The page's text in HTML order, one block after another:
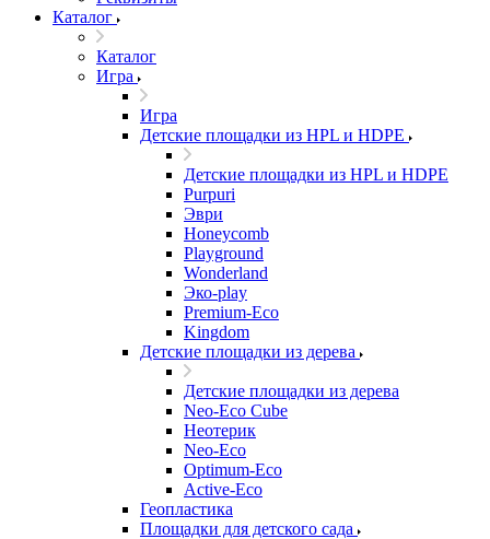
Каталог
Каталог
Игра
Игра
Детские площадки из HPL и HDPE
Детские площадки из HPL и HDPE
Purpuri
Эври
Honeycomb
Playground
Wonderland
Эко-play
Premium-Eco
Kingdom
Детские площадки из дерева
Детские площадки из дерева
Neo-Eco Cube
Неотерик
Neo-Eco
Оptimum-Еco
Active-Eco
Геопластика
Площадки для детского сада